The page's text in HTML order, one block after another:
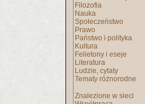
Filozofia
Nauka
Społeczeństwo
Prawo
Państwo i polityka
Kultura
Felietony i eseje
Literatura
Ludzie, cytaty
Tematy różnorodne
Znalezione w sieci